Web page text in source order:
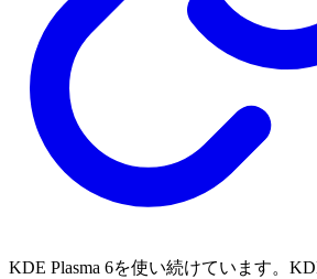
KDE Plasma 6を使い続けています。